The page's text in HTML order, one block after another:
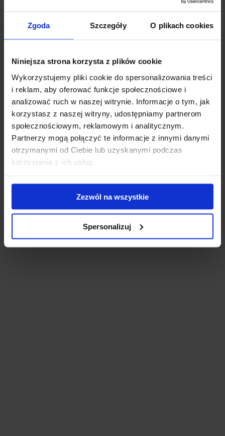
Zgoda Szczegóły O plikach cookies
Niniejsza strona korzysta z plików cookie
Wykorzystujemy pliki cookie do spersonalizowania treści
i reklam, aby oferować funkcje społecznościowe i
analizować ruch w naszej witrynie. Informacje o tym, jak
korzystasz z naszej witryny, udostępniamy partnerom
społecznościowym, reklamowym i analitycznym.
Partnerzy mogą połączyć te informacje z innymi danymi
otrzymanymi od Ciebie lub uzyskanymi podczas
korzystania z ich usług.
Zezwól na wszystkie
Spersonalizuj
Podstawki
pod piwo
108,93 zł